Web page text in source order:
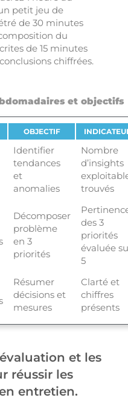
petit jeu de
de 30 minutes
du
de 15 minutes
chiffrées.
et objectifs
OBJECTIF
Identifier
tendances
et
anomalies
Nombre
d’insights
trouvés
Décomposer
problème
en 3
priorités
des 3
priorités
évaluée
5
Résumer
décisions et
mesures
Clarté et
chiffres
présents
et les
réussir les
entretien.